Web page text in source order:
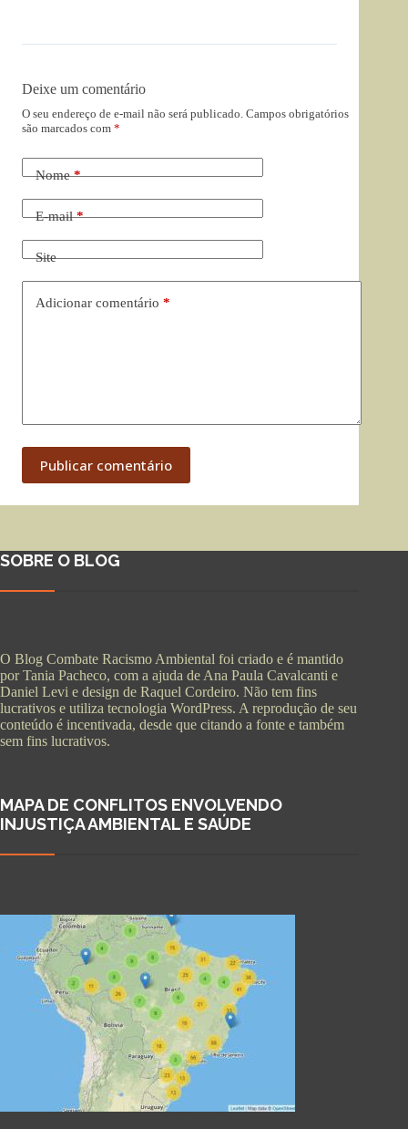
Deixe um comentário
O seu endereço de e-mail não será publicado. Campos obrigatórios
são marcados com *
Nome*
E-mail*
Site
Adicionar comentário *
Publicar comentário
SOBRE O BLOG
O Blog Combate Racismo Ambiental foi criado e é mantido
por Tania Pacheco, com a ajuda de Ana Paula Cavalcanti e
Daniel Levi e design de Raquel Cordeiro. Não tem fins
lucrativos e utiliza tecnologia WordPress. A reprodução de seu
conteúdo é incentivada, desde que citando a fonte e também
sem fins lucrativos.
MAPA DE CONFLITOS ENVOLVENDO
INJUSTIÇA AMBIENTAL E SAÚDE